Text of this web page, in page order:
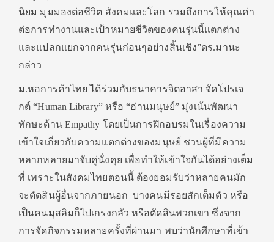
นิยม มุมมองต่อชีวิต สังคมและโลก รวมถึงการให้คุณค่า
ต่อการทำงานและเป้าหมายชีวิตของคนรุ่นนี้แตกต่าง
และแปลกแยกจากคนรุ่นก่อนๆอย่างสิ้นเชิง”ดร.มานะ
กล่าว
ม.หอการค้าไทย ได้ร่วมกับธนาคารจิตอาสา จัดโปรเจ
กต์ “Human Library” หรือ “อ่านมนุษย์” มุ่งเน้นพัฒนา
ทักษะด้าน Empathy โดยเป็นการฝึกอบรมในเรื่องความ
เข้าใจเกี่ยวกับความแตกต่างของมนุษย์ ชวนผู้ที่มีความ
หลากหลายมาจับคู่นั่งคุย เพื่อทำให้เข้าใจกันได้อย่างเต็ม
ที่ เพราะในสังคมไทยตอนนี้ ต้องยอมรับว่าหลายคนมัก
จะตัดสินผู้อื่นจากภายนอก บางคนมีรอยสักเต็มตัว หรือ
เป็นคนมุสลิมก็ไปเกรงกลัว หรือตัดสินพวกเขา ซึ่งจาก
การจัดกิจกรรมหลายครั้งที่ผ่านมา พบว่านักศึกษาที่เข้า